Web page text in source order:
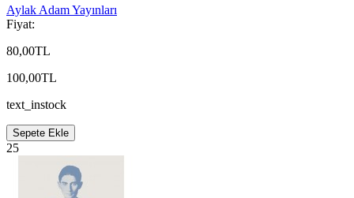
Aylak Adam Yayınları
Fiyat:
80,00TL
100,00TL
text_instock
Sepete Ekle
25